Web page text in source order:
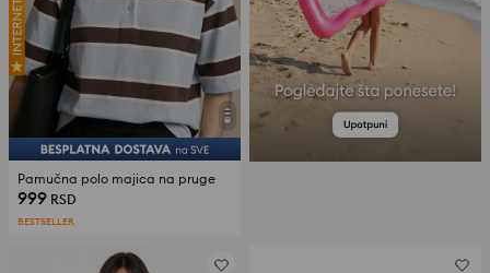
Pamučna polo majica na pruge
999 RSD
BESTSELLER